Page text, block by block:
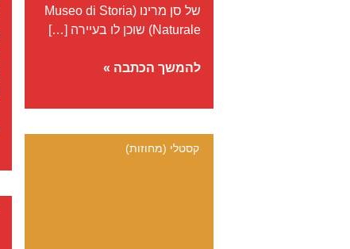
של סן מרינו (Museo di Storia
Naturale) שוכן לו בעיירה […]
מוזיאון
להמשך הכתבה »
קסטלי (מחוזות)